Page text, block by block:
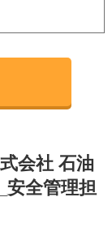
会社 石油
全管理担